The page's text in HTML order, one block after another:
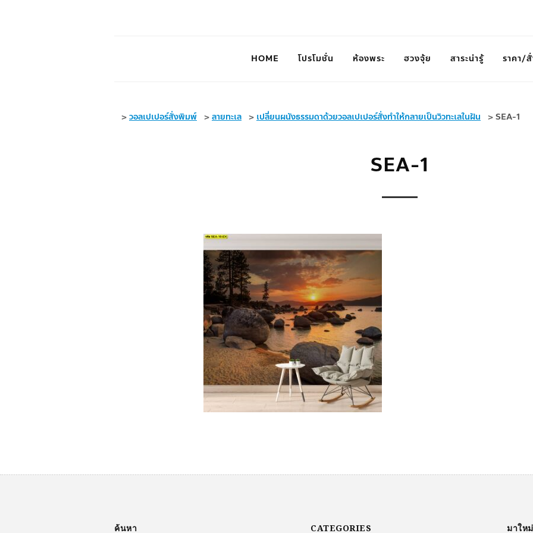
HOME โปรโมชั่น ห้องพระ ฮวงจุ้ย สาระน่ารู้ ราคา/
>วอลเปเปอร์สั่งพิมพ์ >ลายทะเล > เปลี่ยนผนังธรรมดาด้วยวอลเปเปอร์สั่งทำให้กลายเป็นวิวทะเลในฝัน >SEA-1
SEA-1
ค้นหา CATEGORIES มาใหม่